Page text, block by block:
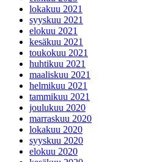
lokakuu 2021
syyskuu 2021
elokuu 2021
kesäkuu 2021
toukokuu 2021
huhtikuu 2021
maaliskuu 2021
helmikuu 2021
tammikuu 2021
joulukuu 2020
marraskuu 2020
lokakuu 2020
syyskuu 2020
elokuu 2020